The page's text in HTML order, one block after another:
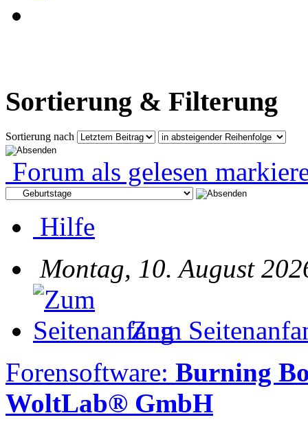
Sortierung & Filterung
Sortierung nach
Forum als gelesen
Hilfe
Montag, 10. August
Zum
Forensoftware: Burning
WoltLab® GmbH